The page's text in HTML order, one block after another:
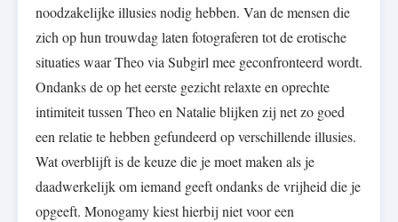
noodzakelijke illusies nodig hebben. Van de mensen die
zich op hun trouwdag laten fotograferen tot de erotische
situaties waar Theo via Subgirl mee geconfronteerd wordt.
Ondanks de op het eerste gezicht relaxte en oprechte
intimiteit tussen Theo en Natalie blijken zij net zo goed
een relatie te hebben gefundeerd op verschillende illusies.
Wat overblijft is de keuze die je moet maken als je
daadwerkelijk om iemand geeft ondanks de vrijheid die je
opgeeft. Monogamy kiest hierbij niet voor een